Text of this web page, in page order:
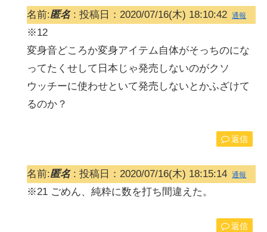
名前:匿名: 投稿日：2020/07/16(木) 18:10:42 通報
※12
変身音どころか変身アイテム自体がそっちのにな
ってたくせして日本じゃ発売しないのがクソ
ウッチーに使わせといて発売しないとかふざけて
るのか？
返信
名前:匿名: 投稿日：2020/07/16(木) 18:15:14 通報
※21 ごめん、純粋に数を打ち間違えた。
返信